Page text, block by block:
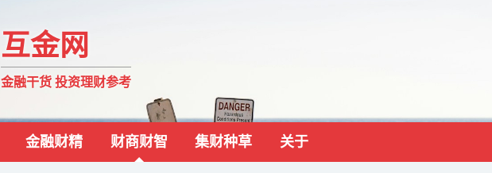
互金网
金融干货 投资理财参考
金融财精 财商财智 集财种草 关于